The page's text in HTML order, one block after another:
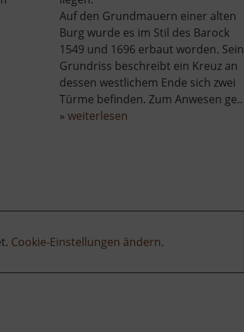
Auf den Grundmauern einer alten
Burg wurde es im Stil des Barock
1549 und 1696 erbaut worden. Sein
Grundriss beschreibt ein Kreuz an
dessen westlichem Ende sich zwei
Türme befinden. Zum Anwesen ge..
» weiterlesenüber
Cookie-Einstellungen ändern.